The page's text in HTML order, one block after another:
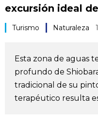
Vida
Vídeos e imágenes
En profundidad
excursión ideal
Turismo Naturaleza
Esta zona de aguas
profundo de
tradicional de su
terapéutico resulta